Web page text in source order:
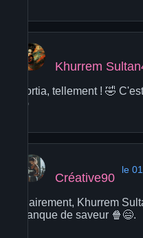
Khurrem
Portia, tellement ! 🤣
😄
Créative90
le
Clairement, Khurrem
manque de saveur 🍿😄.